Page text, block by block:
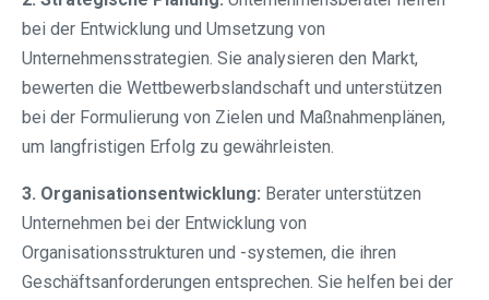
bei der Entwicklung und Umsetzung von
Unternehmensstrategien. Sie analysieren den Markt,
bewerten die Wettbewerbslandschaft und unterstützen
bei der Formulierung von Zielen und Maßnahmenplänen,
um langfristigen Erfolg zu gewährleisten.
3. Organisationsentwicklung: Berater unterstützen
Unternehmen bei der Entwicklung von
Organisationsstrukturen und -systemen, die ihren
Geschäftsanforderungen entsprechen. Sie helfen bei der